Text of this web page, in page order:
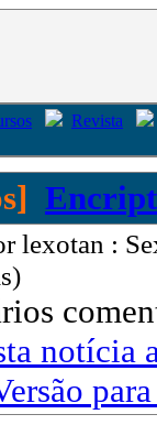
Revista
lexotan :